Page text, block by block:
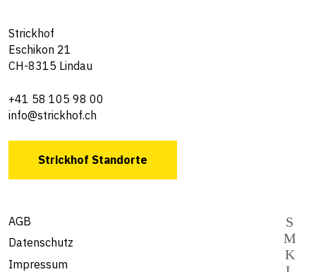
Strickhof
Eschikon 21
CH-8315 Lindau
+41 58 105 98 00
info@strickhof.ch
Strickhof Standorte
AGB
Datenschutz
Impressum